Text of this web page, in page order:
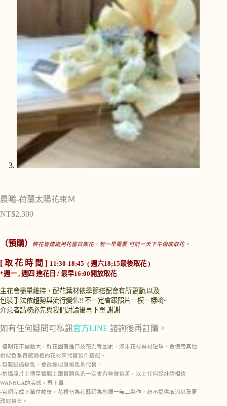
晨曦-荷蘭太陽花束Ｍ
NT$2,300
（預購） 鮮花皆建議用花當日取花，若一早需要 可前一天下午傍晚取花。
[ 取 花 時 間 ] 11:30-18:45 ( 週六18;15最後取花 )
*週一 , 週四 進花日 / 最早16:00開放取花
主花會盡量維持，配花葉材依季節搭配會有所更動,以及
包裝手法依趨勢與流行變化!! 不一定會跟照片一模一樣唷~
介意者請務必先與我們討論後再下單.謝謝
如有任何疑問可私訊官方LINE 諮詢後再訂購。
-檔期花市變動大，鮮花因有進口及花況等因素，如果花材葉材短缺，會使用其他
相似色系質感價格的花材來代替製作搭配。
-包裝紙遇缺色，會改類似風格色系代替。
-拍攝照片上傳至電腦上跟實體色系一定會有些微色差，以上任何設計請相信
WANHUA的美感，再下單
-官網完成下單付款後，花禮皆為花藝師為您獨一無二製作，恕不提供取消以及更
改取貨日。